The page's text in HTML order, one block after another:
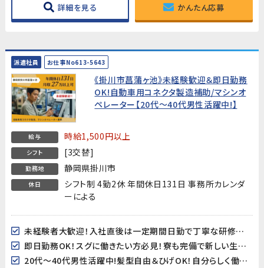
詳細を見る かんたん応募
派遣社員 お仕事No613-5643
《掛川市菖蒲ヶ池》未経験歓迎＆即日勤務
OK!自動車用コネクタ製造補助/マシンオ
ペレーター【20代～40代男性活躍中!】
給与 時給1,500円以上
シフト [3交替]
勤務地 静岡県掛川市
休日
シフト制 4勤2休 年間休日131日 事務所カレンダ
ーによる
未経験者大歓迎！入社直後は一定期間日勤で丁寧な研修がありますので安心してスタートできます!
即日勤務OK！スグに働きたい方必見！寮も完備で新しい生活をすぐにスタートできます!
20代～40代男性活躍中!髪型自由＆ひげOK！自分らしく働けます!